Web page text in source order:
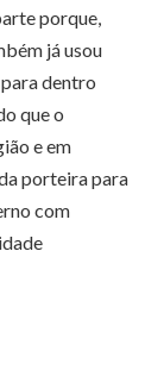
porque,
já usou
dentro
que o
e em
porteira para
com